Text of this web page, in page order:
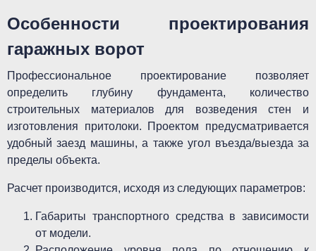
Особенности проектирования
гаражных ворот
Профессиональное проектирование позволяет
определить глубину фундамента, количество
строительных материалов для возведения стен и
изготовления притолоки. Проектом предусматривается
удобный заезд машины, а также угол въезда/выезда за
пределы объекта.
Расчет производится, исходя из следующих параметров:
Габариты транспортного средства в зависимости
от модели.